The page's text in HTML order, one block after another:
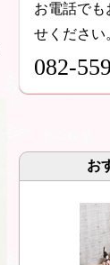
お電話でも
せください
082-
お